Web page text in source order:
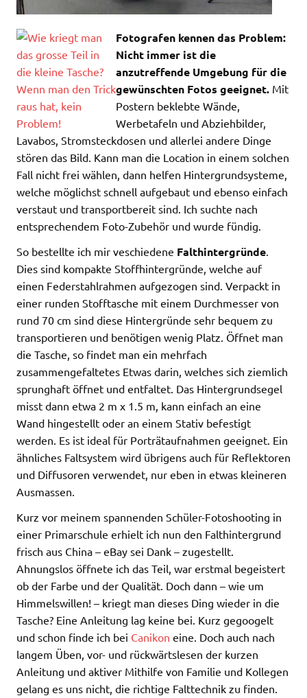
Fotografen kennen das Problem:
Nicht immer ist die
anzutreffende Umgebung für die
gewünschten Fotos geeignet. Mit
Postern beklebte Wände,
Werbetafeln und Abziehbilder,
Lavabos, Stromsteckdosen und allerlei andere Dinge
stören das Bild. Kann man die Location in einem solchen
Fall nicht frei wählen, dann helfen Hintergrundsysteme,
welche möglichst schnell aufgebaut und ebenso einfach
verstaut und transportbereit sind. Ich suchte nach
entsprechendem Foto-Zubehör und wurde fündig.
So bestellte ich mir veschiedene Falthintergründe.
Dies sind kompakte Stoffhintergründe, welche auf
einen Federstahlrahmen aufgezogen sind. Verpackt in
einer runden Stofftasche mit einem Durchmesser von
rund 70 cm sind diese Hintergründe sehr bequem zu
transportieren und benötigen wenig Platz. Öffnet man
die Tasche, so findet man ein mehrfach
zusammengefaltetes Etwas darin, welches sich ziemlich
sprunghaft öffnet und entfaltet. Das Hintergrundsegel
misst dann etwa 2 m x 1.5 m, kann einfach an eine
Wand hingestellt oder an einem Stativ befestigt
werden. Es ist ideal für Porträtaufnahmen geeignet. Ein
ähnliches Faltsystem wird übrigens auch für Reflektoren
und Diffusoren verwendet, nur eben in etwas kleineren
Ausmassen.
Kurz vor meinem spannenden Schüler-Fotoshooting in
einer Primarschule erhielt ich nun den Falthintergrund
frisch aus China – eBay sei Dank – zugestellt.
Ahnungslos öffnete ich das Teil, war erstmal begeistert
ob der Farbe und der Qualität. Doch dann – wie um
Himmelswillen! – kriegt man dieses Ding wieder in die
Tasche? Eine Anleitung lag keine bei. Kurz gegoogelt
und schon finde ich bei Canikon eine. Doch auch nach
langem Üben, vor- und rückwärtslesen der kurzen
Anleitung und aktiver Mithilfe von Familie und Kollegen
gelang es uns nicht, die richtige Falttechnik zu finden.